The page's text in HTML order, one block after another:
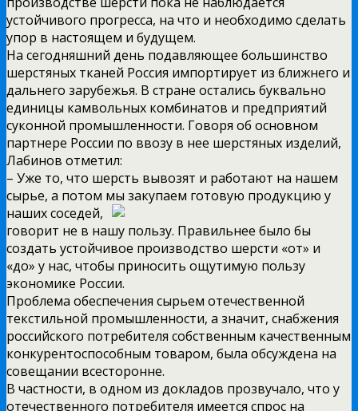
устойчивого прогресса, на что и необходимо сделать
упор в настоящем и будущем.
На сегодняшний день подавляющее большинство
шерстяных тканей Россия импортирует из ближнего и
дальнего зарубежья. В стране остались буквально
единицы камвольных комбинатов и предприятий
суконной промышленности. Говоря об основном
партнере России по ввозу в нее шерстяных изделий,
Лабинов отметил:
– Уже то, что шерсть вывозят и работают на нашем
сырье, а потом мы закупаем готовую продукцию у
наших соседей,
говорит не в нашу пользу. Правильнее было бы
создать устойчивое производство шерсти «от» и
«до» у нас, чтобы приносить ощутимую пользу
экономике России.
Проблема обеспечения сырьем отечественной
текстильной промышленности, а значит, снабжения
российского потребителя собственным качественным
конкурентоспособным товаром, была обсуждена на
совещании всесторонне.
В частности, в одном из докладов прозвучало, что у
отечественного потребителя имеется спрос на